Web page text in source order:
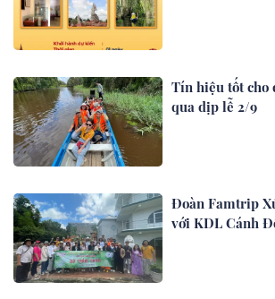
Tín hiệu tốt cho
qua dịp lễ 2/9
Đoàn Famtrip
với KDL Cánh